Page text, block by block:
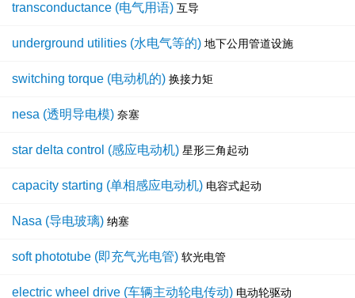
transconductance (电气用语) 互导
underground utilities (水电气等的) 地下公用管道设施
switching torque (电动机的) 换接力矩
nesa (透明导电模) 奈塞
star delta control (感应电动机) 星形三角起动
capacity starting (单相感应电动机) 电容式起动
Nasa (导电玻璃) 纳塞
soft phototube (即充气光电管) 软光电管
electric wheel drive (车辆主动轮电传动) 电动轮驱动